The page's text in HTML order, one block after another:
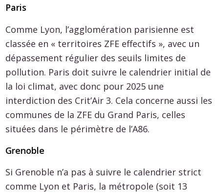
Paris
Comme Lyon, l’agglomération parisienne est
classée en « territoires ZFE effectifs », avec un
dépassement régulier des seuils limites de
pollution. Paris doit suivre le calendrier initial de
la loi climat, avec donc pour 2025 une
interdiction des Crit’Air 3. Cela concerne aussi les
communes de la ZFE du Grand Paris, celles
situées dans le périmètre de l’A86.
Grenoble
Si Grenoble n’a pas à suivre le calendrier strict
comme Lyon et Paris, la métropole (soit 13